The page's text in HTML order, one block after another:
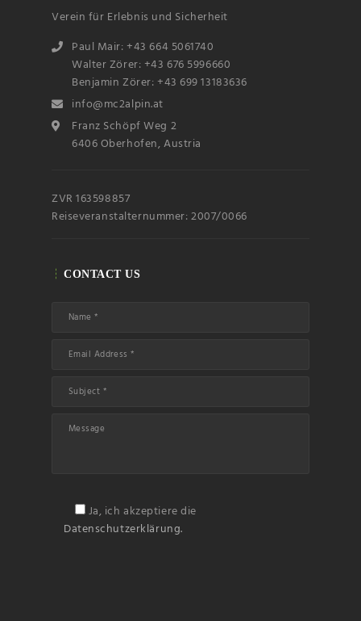
Verein für Erlebnis und Sicherheit
Paul Mair: +43 664 5061740
Walter Zörer: +43 676 5996660
Benjamin Zörer: +43 699 13183636
info@mc2alpin.at
Franz Schöpf Weg 2
6406 Oberhofen, Austria
ZVR 163598857
Reiseveranstalternummer: 2007/0066
CONTACT US
Ja, ich akzeptiere die
Datenschutzerklärung.